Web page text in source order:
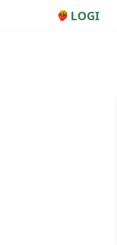
LOGI